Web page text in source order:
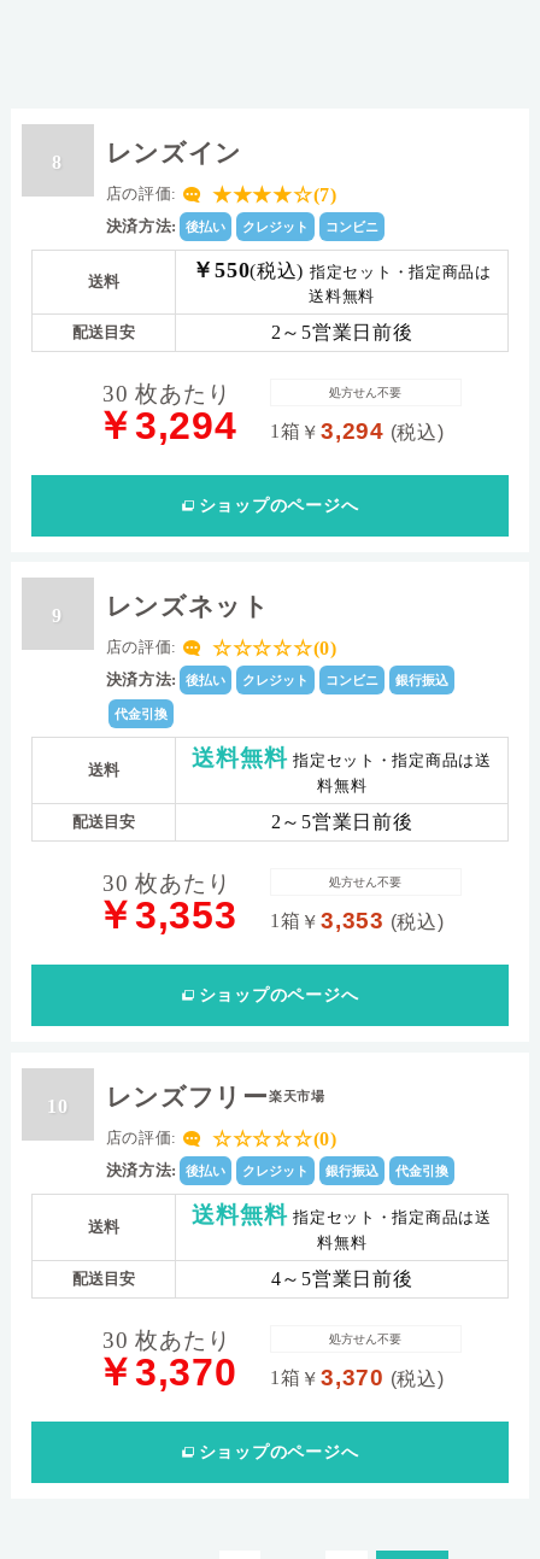
8 レンズイン
店の評価: ★★★★☆(7)
決済方法: 後払い クレジット コンビニ
送料 ￥550(税込) 指定セット・指定商品は
送料無料
配送目安 2～5営業日前後
30 枚あたり
￥3,294 1箱 ￥3,294 (税込)
処方せん不要
ショップのページへ
9 レンズネット
店の評価: ☆☆☆☆☆(0)
決済方法: 後払い クレジット コンビニ 銀行振込
代金引換
送料 送料無料 指定セット・指定商品は送
料無料
配送目安 2～5営業日前後
30 枚あたり
￥3,353 1箱 ￥3,353 (税込)
処方せん不要
ショップのページへ
10 レンズフリー楽天市場
店の評価: ☆☆☆☆☆(0)
決済方法: 後払い クレジット 銀行振込 代金引換
送料 送料無料 指定セット・指定商品は送
料無料
配送目安 4～5営業日前後
30 枚あたり
￥3,370 1箱 ￥3,370 (税込)
処方せん不要
ショップのページへ